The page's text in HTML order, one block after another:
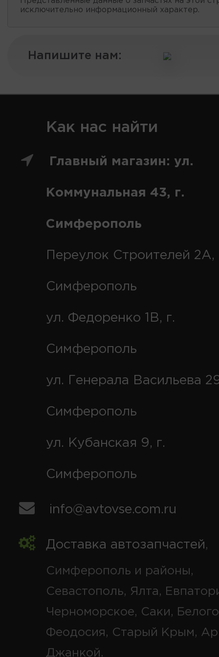
исключительно информационный характер.
Напишите нам:
Как нас найти
Главный магазин: ул.
Коммунальная 43, г.
Симферополь
Переулок Строителей 2А,
Симферополь
ул. Федоренко 1В, г.
Симферополь
ул. Генерала Васильева
Симферополь
ул. Кубанская 9, г.
Симферополь
info@avtovse.com.ru
Доставка автозапчастей,
Симферополь и районы,
Севастополь, Ялта,
Черноморское, Саки,
Феодосия, Старый Крым,
Джанкой.